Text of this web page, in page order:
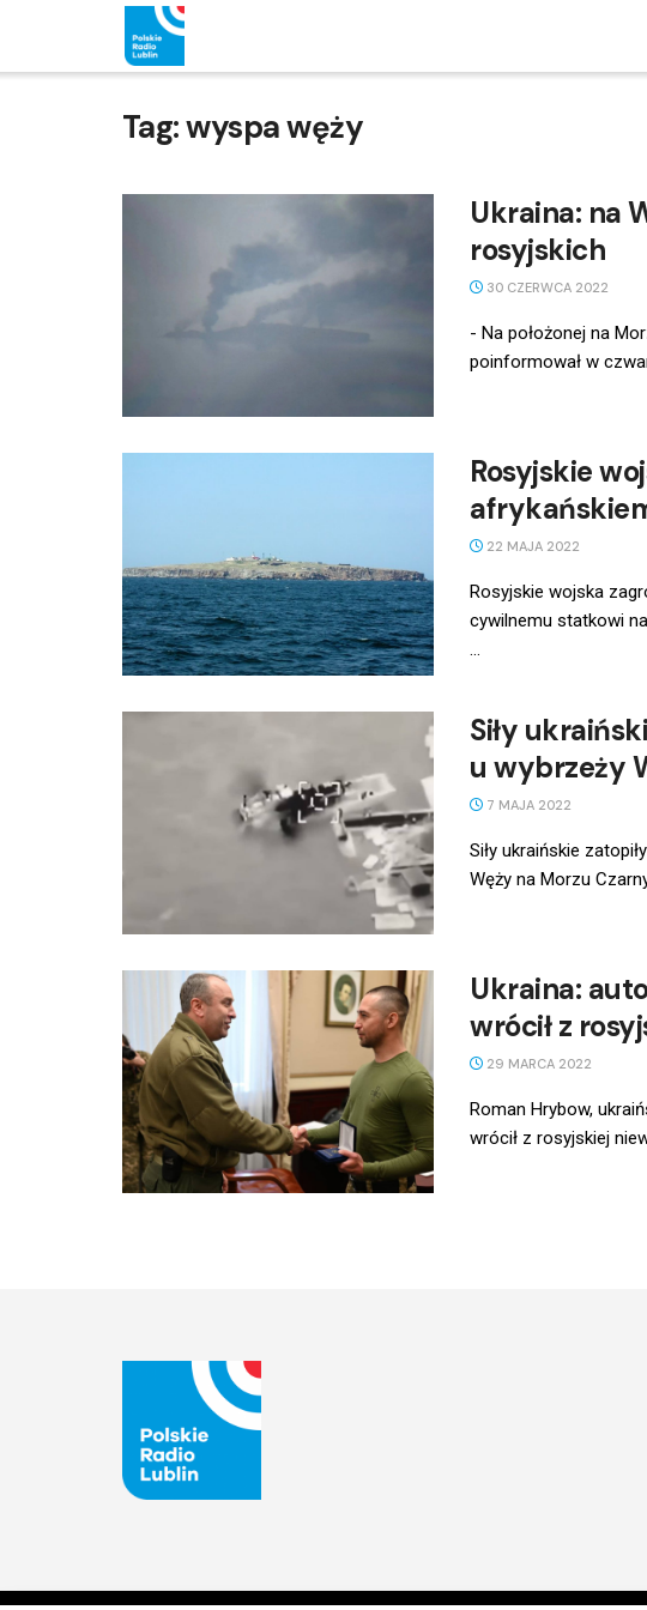
Tag:wyspa węży
Ukraina: na
rosyjskich
30 CZERWCA 2022
- Na położonej na
poinformował w
Rosyjskie
22 MAJA 2022
Rosyjskie wojska
cywilnemu statkowi
...
Siły
u wybrzeży
7 MAJA 2022
Siły ukraińskie
Węży na Morzu
Ukraina:
wrócił z
29 MARCA 2022
Roman Hrybow,
wrócił z rosyjskiej